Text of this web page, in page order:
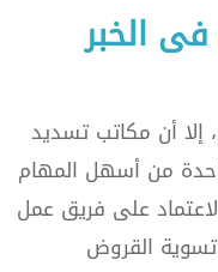
الخبر
أن مكاتب تسديد
من أسهل المهام
على فريق عمل
القروض